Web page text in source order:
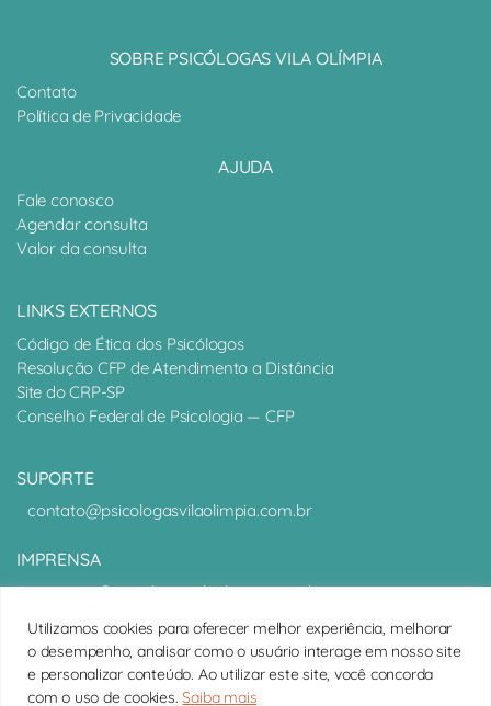
Utilizamos cookies para oferecer melhor experiência, melhorar
o desempenho, analisar como o usuário interage em nosso site
e personalizar conteúdo. Ao utilizar este site, você concorda
com o uso de cookies.Saiba mais
SOBRE PSICÓLOGAS VILA OLÍMPIA
Contato
Política de Privacidade
AJUDA
Fale conosco
Agendar consulta
Valor da consulta
LINKS EXTERNOS
Código de Ética dos Psicólogos
Resolução CFP de Atendimento a Distância
Site do CRP-SP
Conselho Federal de Psicologia — CFP
SUPORTE
contato@psicologasvilaolimpia.com.br
IMPRENSA
imprensa@psicologasvilaolimpia.com.br
Fone:11 3475-0998
contato@psicologasvilaolimpia.com.br
Endereço:R. Gomes de Carvalho, 1356 - 5º Andar, Sala G - Vila